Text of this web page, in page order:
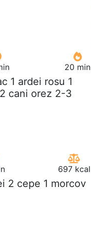
20 min
1 ardei rosu 1
cani orez 2-3
697 kcal
2 cepe 1 morcov